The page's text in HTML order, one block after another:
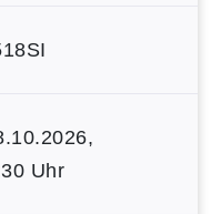
Uhr